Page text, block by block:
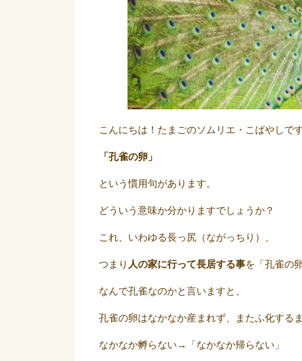
こんにちは！たまごのソムリエ・こばやしです
「孔雀の卵」
という慣用句があります。
どういう意味か分かりますでしょうか？
これ、いわゆる長っ尻（ながっちり）、
つまり 人の家に行って長居する事を「孔雀の
なんで孔雀なのかと言いますと、
孔雀の卵はなかなか産まれず、またふ化する
なかなか孵らない→「なかなか帰らない」